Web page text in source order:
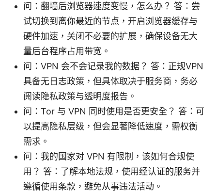
问：翻墙后浏览器速度变慢，怎么办？ 答：尝
试切换到离你最近的节点，开启浏览器缓存与
硬件加速，关闭不必要的扩展，确保设备无大
量后台程序占用带宽。
问：VPN 会不会记录我的数据？ 答：正规VPN
具备无日志政策，但具体取决于服务商，务必
阅读隐私政策与透明度报告。
问：Tor 与 VPN 同时使用是否更安全？ 答：可
以提高隐私层级，但会显著降低速度，需权衡
需求。
问：我的国家对 VPN 有限制，该如何合规使
用？ 答：了解本地法规，使用经认证的服务并
遵循使用条款，避免从事违法活动。